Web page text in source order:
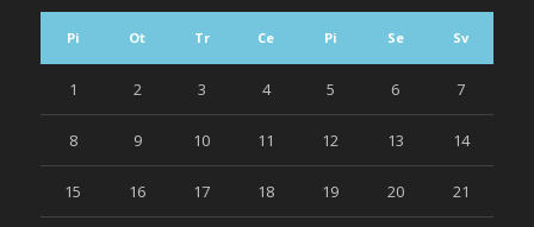
Pi Ot Tr Ce Pi Se Sv
1 2 3 4 5 6 7
8 9 10 11 12 13 14
15 16 17 18 19 20 21